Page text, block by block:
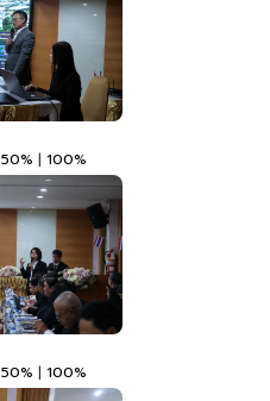
50% | 100%
50% | 100%